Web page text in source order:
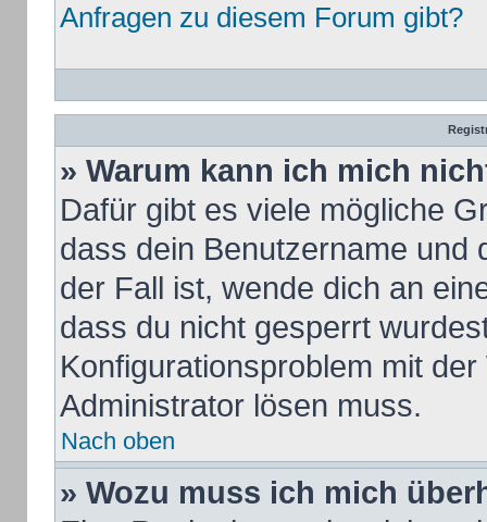
Anfragen zu diesem Forum gibt?
» Warum kann ich mich
Dafür gibt es viele mögliche
dass dein Benutzername und
der Fall ist, wende dich an
dass du nicht gesperrt
Konfigurationsproblem mit
Administrator lösen muss.
Nach oben
» Wozu muss ich mich